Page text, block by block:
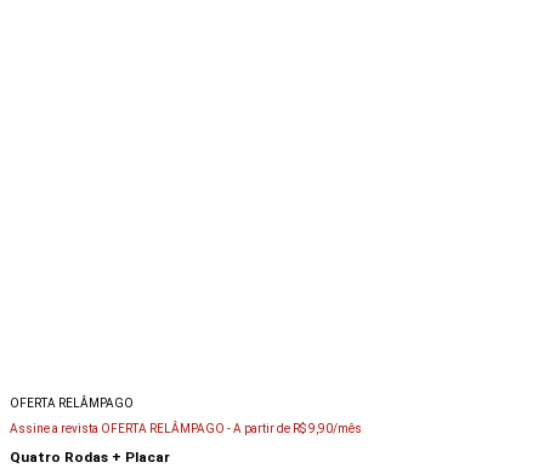
OFERTA RELÂMPAGO
Assine a revista OFERTA RELÂMPAGO -A partir de R$ 9,90/mês
Quatro Rodas + Placar